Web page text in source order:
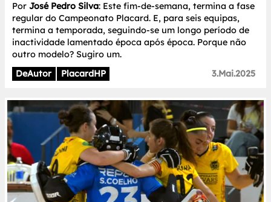
Por José Pedro Silva: Este fim-de-semana, termina a fase
regular do Campeonato Placard. E, para seis equipas,
termina a temporada, seguindo-se um longo período de
inactividade lamentado época após época. Porque não
outro modelo? Sugiro um.
DeAutor
PlacardHP 3.Mai.2025